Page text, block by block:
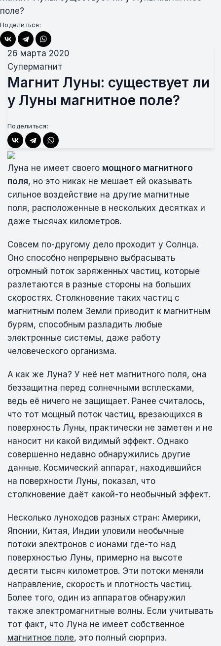
поле?
Поделиться:
26 марта 2020
Супермагнит
Магнит Луны: существует ли
у Луны магнитное поле?
Поделиться:
Луна не имеет своего мощного магнитного
поля, но это никак не мешает ей оказывать
сильное воздействие на другие магнитные
поля, расположенные в нескольких десятках и
даже тысячах километров.
Совсем по-другому дело проходит у Солнца.
Оно способно непрерывно выбрасывать
огромный поток заряженных частиц, которые
разлетаются в разные стороны на больших
скоростях. Столкновение таких частиц с
магнитным полем Земли приводит к магнитным
бурям, способным разладить любые
электронные системы, даже работу
человеческого организма.
А как же Луна? У неё нет магнитного поля, она
беззащитна перед солнечными всплесками,
ведь её ничего не защищает. Ранее считалось,
что тот мощный поток частиц, врезающихся в
поверхность Луны, практически не заметен и не
наносит ни какой видимый эффект. Однако
совершенно недавно обнаружились другие
данные. Космический аппарат, находившийся
на поверхности Луны, показал, что
столкновение даёт какой-то необычный эффект.
Несколько луноходов разных стран: Америки,
Японии, Китая, Индии уловили необычные
потоки электронов с ионами где-то над
поверхностью Луны, примерно на высоте
десяти тысяч километров. Эти потоки меняли
направление, скорость и плотность частиц.
Более того, один из аппаратов обнаружил
также электромагнитные волны. Если учитывать
тот факт, что Луна не имеет собственное
магнитное поле, это полный сюрприз.